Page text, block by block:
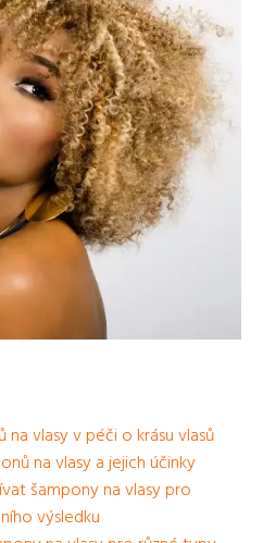
na vlasy v péči o krásu vlasů
na vlasy a jejich účinky
šampony na vlasy pro
výsledku